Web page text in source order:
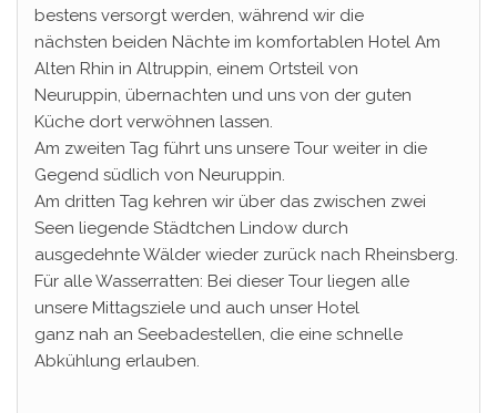
bestens versorgt werden, während wir die
nächsten beiden Nächte im komfortablen Hotel Am
Alten Rhin in Altruppin, einem Ortsteil von
Neuruppin, übernachten und uns von der guten
Küche dort verwöhnen lassen.
Am zweiten Tag führt uns unsere Tour weiter in die
Gegend südlich von Neuruppin.
Am dritten Tag kehren wir über das zwischen zwei
Seen liegende Städtchen Lindow durch
ausgedehnte Wälder wieder zurück nach Rheinsberg.
Für alle Wasserratten: Bei dieser Tour liegen alle
unsere Mittagsziele und auch unser Hotel
ganz nah an Seebadestellen, die eine schnelle
Abkühlung erlauben.